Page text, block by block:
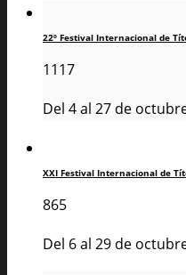
22º Festival Internacional de
1117
Del 4 al 27 de
XXI Festival Internacional de
865
Del 6 al 29 de